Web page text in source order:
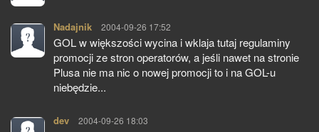
Nadajnik pisze:
2004-09-26 17:52
GOL w większości wycina i wklaja tutaj regulaminy
promocji ze stron operatorów, a jeśli nawet na stronie
Plusa nie ma nic o nowej promocji to i na GOL-u
niebędzie...
dev pisze:
2004-09-26 18:03